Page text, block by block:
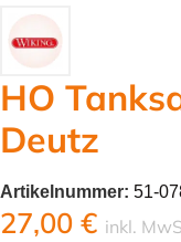
HO
Deutz
Artikelnummer: 51-
27,00 € inkl.